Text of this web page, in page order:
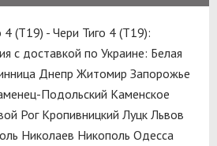
4 (T19) - Чери Тиго 4 (T19):
с доставкой по Украине: Белая
Днепр Житомир Запорожье
Подольский Каменское
Рог Кропивницкий Луцк Львов
Николаев Никополь Одесса